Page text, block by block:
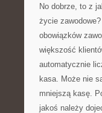
No dobrze, to z
życie
obowiązków
większość
automatycznie
kasa. Może nie
mniejszą kasę.
jakoś należy